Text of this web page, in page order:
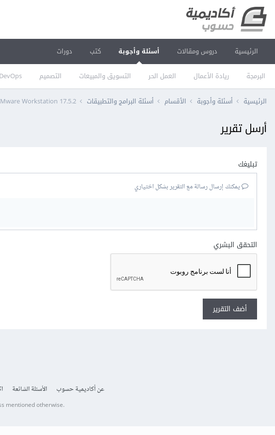
الرئيسية دروس ومقالات أسئلة وأجوبة
البرمجة ريادة الأعمال العمل الحر التسويق والمبيعات التصميم DevOps
كتب دورات
الرئيسية أسئلة وأجوبة الأقسام أسئلة البرامج والتطبيقات Workstation 17.5.2
أرسل تقرير
تبليغك
يمكنك إرسال رسالة مع التقرير بشكل اختياري
التحقق البشري
أضف التقرير
عن أكاديمية حسوب الأسئلة الشائعة
mentioned otherwise.